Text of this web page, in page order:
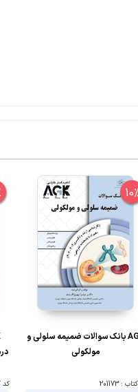
10%
AGK بانک سوالات ضمیمه سلولی و
مولکولی
: 201173
کد